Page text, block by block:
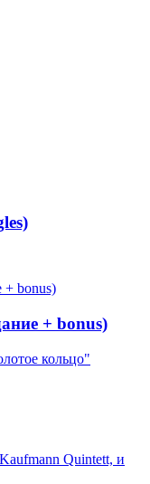
+ bonus)
кольцо"
Quintett, и